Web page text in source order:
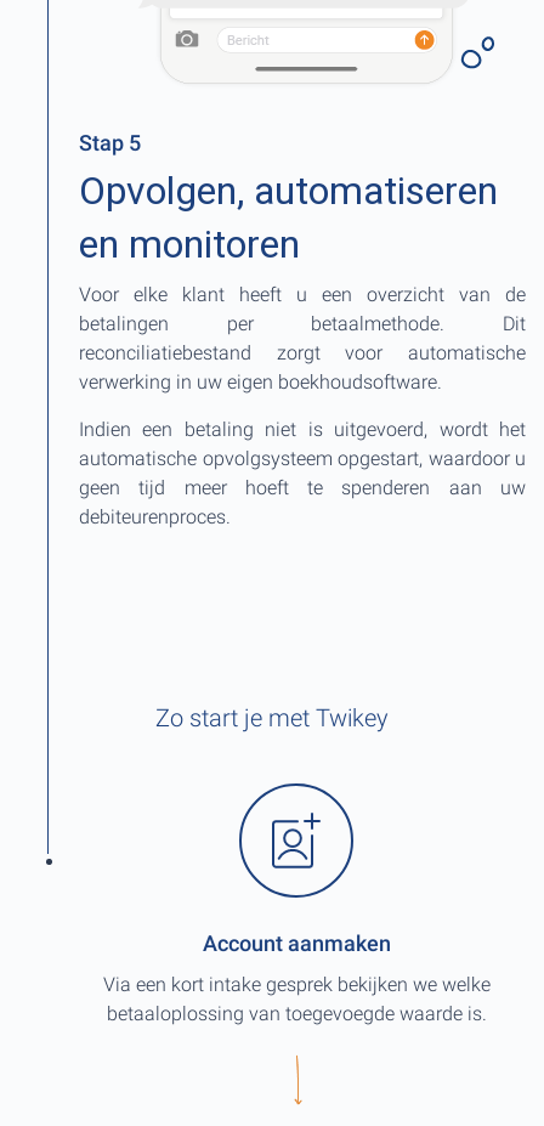
Stap 5
Opvolgen, automatiseren
en monitoren
Voor elke klant heeft u een overzicht van de
betalingen per betaalmethode. Dit
reconciliatiebestand zorgt voor automatische
verwerking in uw eigen boekhoudsoftware.
Indien een betaling niet is uitgevoerd, wordt het
automatische opvolgsysteem opgestart, waardoor u
geen tijd meer hoeft te spenderen aan uw
debiteurenproces.
Zo start je met Twikey
Account aanmaken
Via een kort intake gesprek bekijken we welke
betaaloplossing van toegevoegde waarde is.